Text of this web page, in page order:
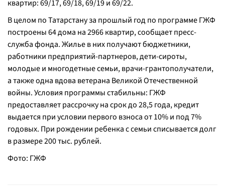
квартир: 69/17, 69/18, 69/19 и 69/22.
В целом по Татарстану за прошлый год по программе ГЖФ
построены 64 дома на 2966 квартир, сообщает пресс-
служба фонда. Жилье в них получают бюджетники,
работники предприятий-партнеров, дети-сироты,
молодые и многодетные семьи, врачи-грантополучатели,
а также одна вдова ветерана Великой Отечественной
войны. Условия программы стабильны: ГЖФ
предоставляет рассрочку на срок до 28,5 года, кредит
выдается при условии первого взноса от 10% и под 7%
годовых. При рождении ребенка с семьи списывается долг
в размере 200 тыс. рублей.
Фото: ГЖФ